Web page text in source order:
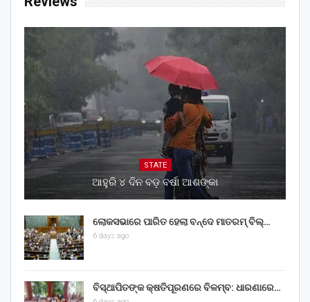
STATE
ଆହୁରି ୪ ଦିନ ବଡ଼ ବର୍ଷା ଆଶଙ୍କା
ଲୋକସଭାରେ ପାରିତ ହେଲା ବନ୍ଦେ ମାତରମ୍‌ ବିଲ୍‌…
6 days ago
ବିସ୍ଥାପିତଙ୍କ କ୍ଷତିପୂରଣରେ ବିଳମ୍ବ: ଧାରଣାରେ…